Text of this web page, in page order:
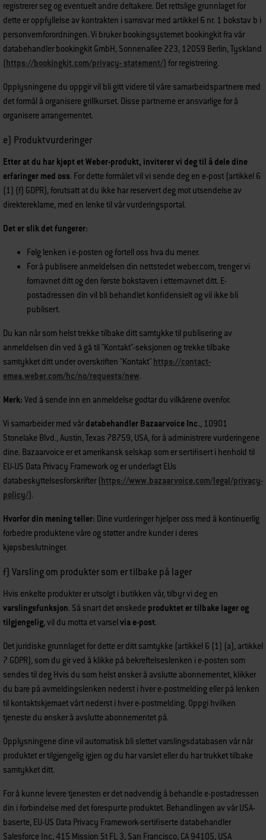
registrerer seg og eventuelt andre deltakere. Det rettslige grunnlaget for
dette er oppfyllelse av kontrakten i samsvar med artikkel 6 nr. 1 bokstav b i
personvernforordningen. Vi bruker bookingsystemet bookingkit fra vår
databehandler bookingkit GmbH, Sonnenallee 223, 12059 Berlin, Tyskland
(https://bookingkit.com/privacy- statement/) for registrering.
Opplysningene du oppgir vil bli gitt videre til våre samarbeidspartnere med
det formål å organisere grillkurset. Disse partnerne er ansvarlige for å
organisere arrangementet.
e) Produktvurderinger
Etter at du har kjøpt et Weber-produkt, inviterer vi deg til å dele dine
erfaringer med oss. For dette formålet vil vi sende deg en e-post (artikkel 6
(1) (f) GDPR), forutsatt at du ikke har reservert deg mot utsendelse av
direktereklame, med en lenke til vår vurderingsportal.
Det er slik det fungerer:
Følg lenken i e-posten og fortell oss hva du mener.
For å publisere anmeldelsen din nettstedet weber.com, trenger vi
fornavnet ditt og den første bokstaven i etternavnet ditt. E-
postadressen din vil bli behandlet konfidensielt og vil ikke bli
publisert.
Du kan når som helst trekke tilbake ditt samtykke til publisering av
anmeldelsen din ved å gå til "Kontakt"-seksjonen og trekke tilbake
samtykket ditt under overskriften "Kontakt" https://contact-
emea.weber.com/hc/no/requests/new.
Merk: Ved å sende inn en anmeldelse godtar du vilkårene ovenfor.
Vi samarbeider med vår databehandler Bazaarvoice Inc., 10901
Stonelake Blvd., Austin, Texas 78759, USA, for å administrere vurderingene
dine. Bazaarvoice er et amerikansk selskap som er sertifisert i henhold til
EU-US Data Privacy Framework og er underlagt EUs
databeskyttelsesforskrifter (https://www.bazaarvoice.com/legal/privacy-
policy/).
Hvorfor din mening teller: Dine vurderinger hjelper oss med å kontinuerlig
forbedre produktene våre og støtter andre kunder i deres
kjøpsbeslutninger.
f) Varsling om produkter som er tilbake på lager
Hvis enkelte produkter er utsolgt i butikken vår, tilbyr vi deg en
varslingsfunksjon. Så snart det ønskede produktet er tilbake lager og
tilgjengelig, vil du motta et varsel via e-post.
Det juridiske grunnlaget for dette er ditt samtykke (artikkel 6 (1) (a), artikkel
7 GDPR), som du gir ved å klikke på bekreftelseslenken i e-posten som
sendes til deg Hvis du som helst ønsker å avslutte abonnementet, klikker
du bare på avmeldingslenken nederst i hver e-postmelding eller på lenken
til kontaktskjemaet vårt nederst i hver e-postmelding. Oppgi hvilken
tjeneste du ønsker å avslutte abonnementet på.
Opplysningene dine vil automatisk bli slettet varslingsdatabasen vår når
produktet er tilgjengelig igjen og du har varslet eller du har trukket tilbake
samtykket ditt.
For å kunne levere tjenesten er det nødvendig å behandle e-postadressen
din i forbindelse med det forespurte produktet. Behandlingen av vår USA-
baserte, EU-US Data Privacy Framework-sertifiserte databehandler
Salesforce Inc, 415 Mission St FL 3, San Francisco, CA 94105, USA